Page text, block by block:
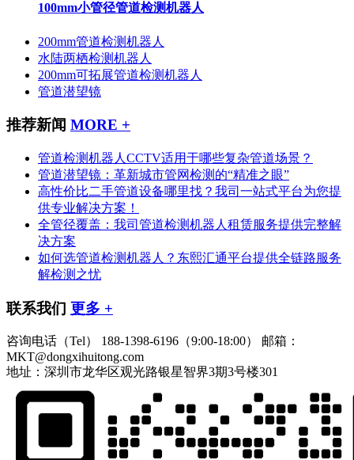
100mm小管径管道检测机器人
200mm管道检测机器人
水陆两栖检测机器人
200mm可拓展管道检测机器人
管道潜望镜
推荐新闻 MORE +
管道检测机器人CCTV适用于哪些复杂管道场景？
管道潜望镜：革新城市管网检测的“精准之眼”
高性价比二手管道设备哪里找？我司一站式平台为您提
供专业解决方案！
全管径覆盖：我司管道检测机器人租赁服务提供完整解
决方案
如何选管道检测机器人？东熙汇通平台提供全链路服务
解检测之忧
联系我们 更多 +
咨询电话（Tel） 188-1398-6196（9:00-18:00）
邮箱：
MKT@dongxihuitong.com
地址：深圳市龙华区观光路银星智界3期3号楼301